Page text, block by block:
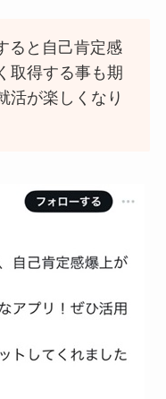
ると自己肯定感
取得する事も期
活が楽しくなり